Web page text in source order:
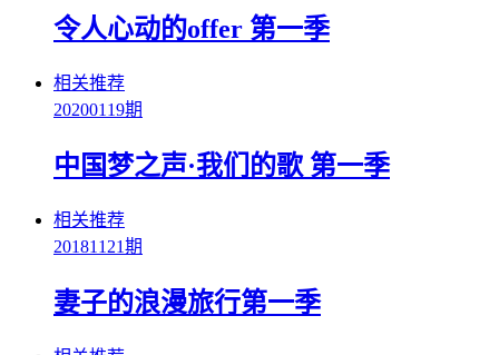
令人心动的offer 第一季
相关推荐
20200119期
中国梦之声·我们的歌 第一季
相关推荐
20181121期
妻子的浪漫旅行第一季